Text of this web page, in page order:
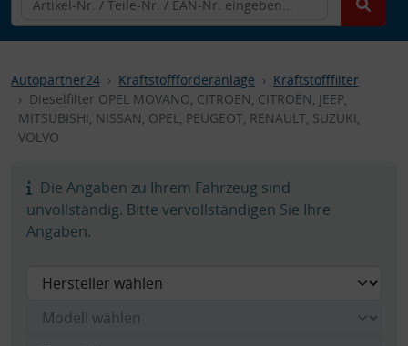
Autopartner24 Kraftstoffförderanlage
Kraftstofffilter
Dieselfilter OPEL MOVANO, CITROEN, CITROËN, JEEP,
MITSUBISHI, NISSAN, OPEL, PEUGEOT, RENAULT, SUZUKI,
VOLVO
Die Angaben zu Ihrem Fahrzeug sind
unvollständig. Bitte vervollständigen Sie Ihre
Angaben.